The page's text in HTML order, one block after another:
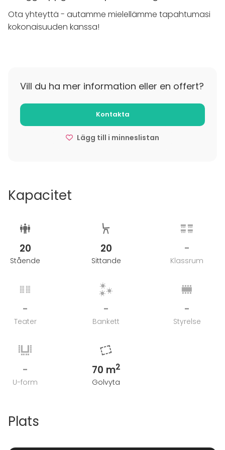
ylimääräisiä dartsin ystäviä, kunhan porukkaa ei ole
yli 20 henkeä.
Ota yhteyttä - autamme mielellämme tapahtumasi
kokonaisuuden kanssa!
Vill du ha mer information eller en offert?
Kontakta
Lägg till i minneslistan
Kapacitet
20
Stående
20
Sittande
-
Klassrum
-
Teater
-
Bankett
-
Styrelse
-
U-form
70 m2
Golvyta
Plats